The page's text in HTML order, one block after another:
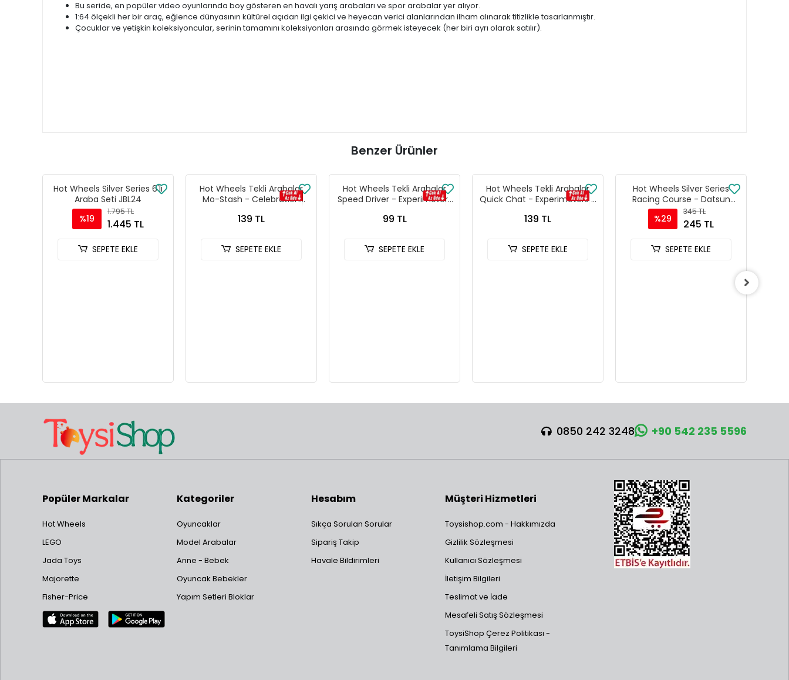
Bu seride, en popüler video oyunlarında boy gösteren en havalı yarış arabaları ve spor arabalar yer alıyor.
1:64 ölçekli her bir araç, eğlence dünyasının kültürel açıdan ilgi çekici ve heyecan verici alanlarından ilham alınarak titizlikle tasarlanmıştır.
Çocuklar ve yetişkin koleksiyoncular, serinin tamamını koleksiyonları arasında görmek isteyecek (her biri ayrı olarak satılır).
Benzer Ürünler
Hot Wheels Silver Series 6'lı
Araba Seti JBL24
%19
1.795 TL
1.445 TL
SEPETE EKLE
Hot Wheels Tekli Arabalar
Mo-Stash - Celebration
139 TL
SEPETE EKLE
Hot Wheels Tekli Arabalar
Speed Driver - Experimotors
99 TL
SEPETE EKLE
Hot Wheels Tekli Arabalar
Quick Chat - Experimotors -
139 TL
SEPETE EKLE
Hot Wheels Silver Series
Racing Course - Datsun
240Z Custom
%29
345 TL
245 TL
SEPETE EKLE
0850 242 3248 +90 542 235 5596
Popüler Markalar
Hot Wheels
LEGO
Jada Toys
Majorette
Fisher-Price
Kategoriler
Oyuncaklar
Model Arabalar
Anne - Bebek
Oyuncak Bebekler
Yapım Setleri Bloklar
Hesabım
Sıkça Sorulan Sorular
Sipariş Takip
Havale Bildirimleri
Müşteri Hizmetleri
Toysishop.com - Hakkımızda
Gizlilik Sözleşmesi
Kullanıcı Sözleşmesi
İletişim Bilgileri
Teslimat ve İade
Mesafeli Satış Sözleşmesi
ToysiShop Çerez Politikası -
Tanımlama Bilgileri